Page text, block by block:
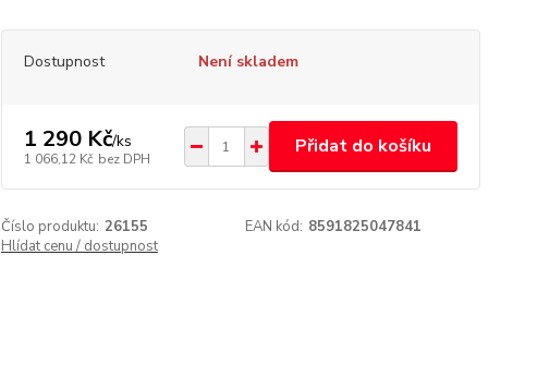
Dostupnost Není skladem
1 290 Kč/ks
1 066,12 Kč bez DPH
Přidat do košíku
Číslo produktu: 26155 EAN kód: 8591825047841
Hlídat cenu / dostupnost